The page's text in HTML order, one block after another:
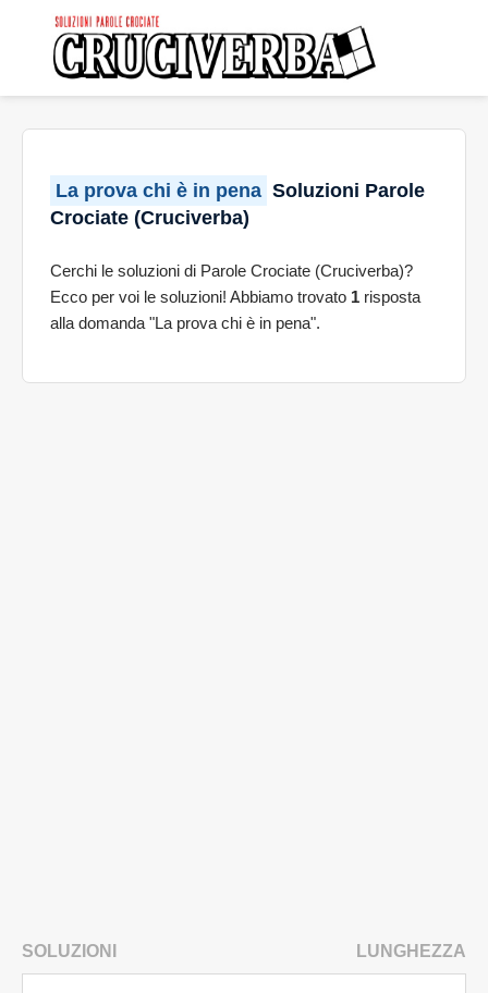
La prova chi è in pena Soluzioni Parole
Crociate (Cruciverba)
Cerchi le soluzioni di Parole Crociate (Cruciverba)?
Ecco per voi le soluzioni! Abbiamo trovato 1 risposta
alla domanda "La prova chi è in pena".
SOLUZIONI LUNGHEZZA